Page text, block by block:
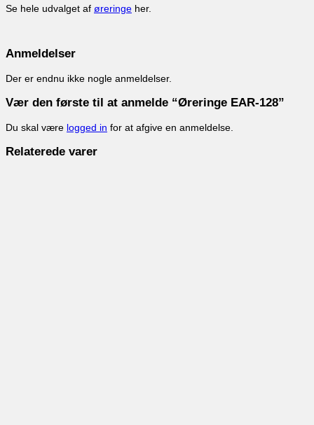
Se hele udvalget af øreringe her.
Anmeldelser
Der er endnu ikke nogle anmeldelser.
Vær den første til at anmelde “Øreringe EAR-128”
Du skal være logged in for at afgive en anmeldelse.
Relaterede varer